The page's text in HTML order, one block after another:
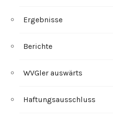
Ergebnisse
Berichte
WVGler auswärts
Haftungsausschluss